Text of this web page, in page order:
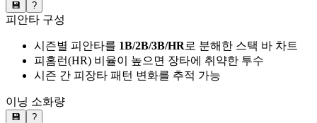
💾 ?
피안타 구성
시즌별 피안타를 1B/2B/3B/HR로 분해한 스택 바 차트
피홈런(HR) 비율이 높으면 장타에 취약한 투수
시즌 간 피장타 패턴 변화를 추적 가능
이닝 소화량
💾 ?